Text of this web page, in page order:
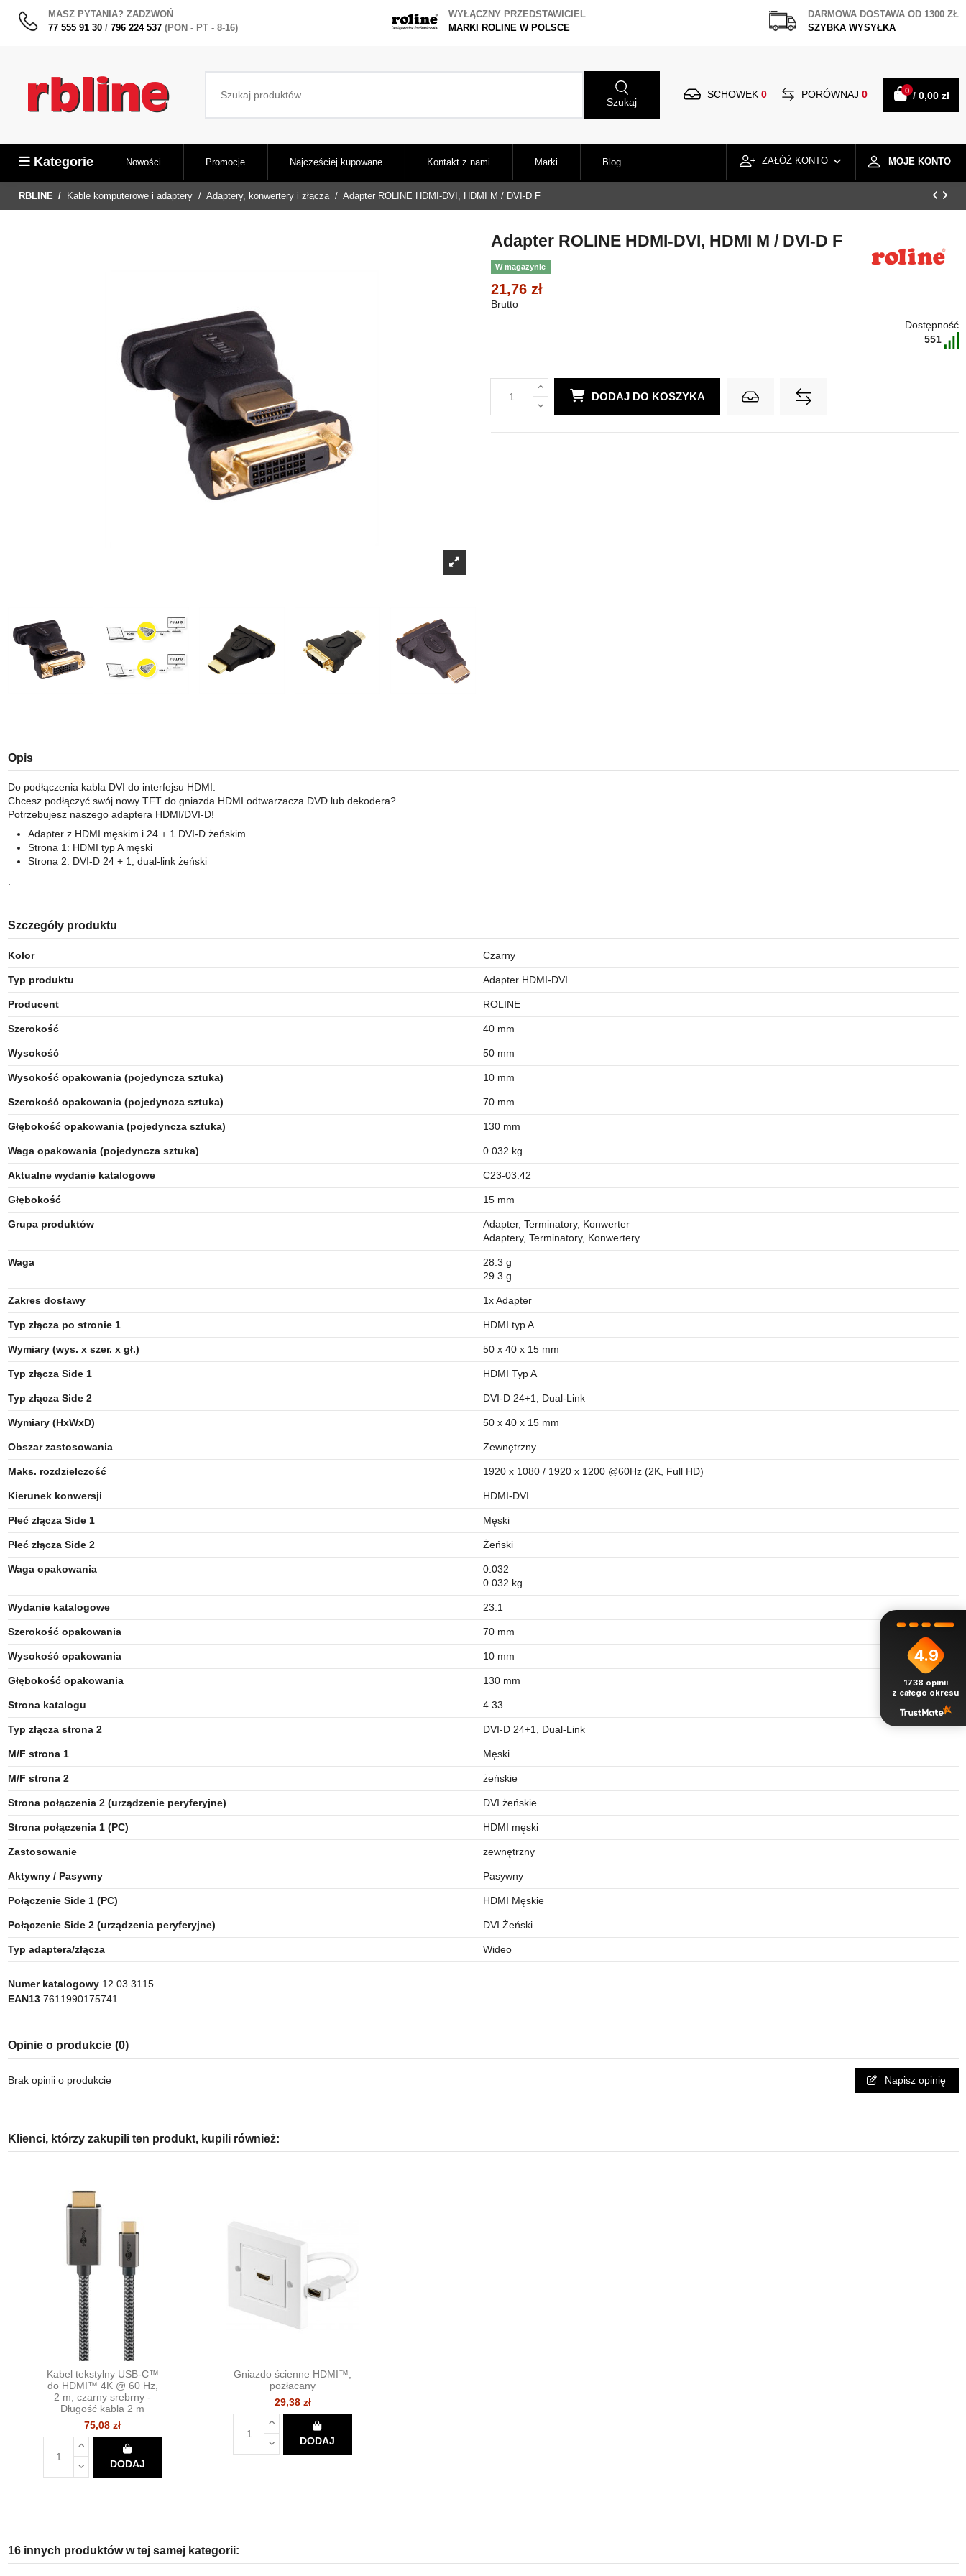
MASZ PYTANIA? ZADZWOŃ
77 555 91 30/ 796 224 537 (PON - PT - 8-16)
WYŁĄCZNY PRZEDSTAWICIEL
MARKI ROLINE W POLSCE
DARMOWA DOSTAWA OD 1300 ZŁ
SZYBKA WYSYŁKA
Szukaj
SCHOWEK 0 PORÓWNAJ 0 0 / 0,00 zł
Kategorie Nowości Promocje Najczęściej kupowane Kontakt z nami Marki Blog MOJE KONTO
ZAŁÓŻ KONTO
RBLINE Kable komputerowe i adaptery Adaptery, konwertery i złącza Adapter ROLINE HDMI-DVI, HDMI M / DVI-D F
Adapter ROLINE HDMI-DVI, HDMI M / DVI-D F
W magazynie
21,76 zł
Brutto
Dostępność
551
DODAJ DO KOSZYKA
Opis
Do podłączenia kabla DVI do interfejsu HDMI.
Chcesz podłączyć swój nowy TFT do gniazda HDMI odtwarzacza DVD lub dekodera?
Potrzebujesz naszego adaptera HDMI/DVI-D!
Adapter z HDMI męskim i 24 + 1 DVI-D żeńskim
Strona 1: HDMI typ A męski
Strona 2: DVI-D 24 + 1, dual-link żeński
Szczegóły produktu
Kolor Czarny
Typ produktu Adapter HDMI-DVI
Producent ROLINE
Szerokość 40 mm
Wysokość 50 mm
Wysokość opakowania (pojedyncza sztuka) 10 mm
Szerokość opakowania (pojedyncza sztuka) 70 mm
Głębokość opakowania (pojedyncza sztuka) 130 mm
Waga opakowania (pojedyncza sztuka) 0.032 kg
Aktualne wydanie katalogowe C23-03.42
Głębokość 15 mm
Grupa produktów
Adapter, Terminatory, Konwerter
Adaptery, Terminatory, Konwertery
Waga
28.3 g
29.3 g
Zakres dostawy 1x Adapter
Typ złącza po stronie 1 HDMI typ A
Wymiary (wys. x szer. x gł.) 50 x 40 x 15 mm
Typ złącza Side 1 HDMI Typ A
Typ złącza Side 2 DVI-D 24+1, Dual-Link
Wymiary (HxWxD) 50 x 40 x 15 mm
Obszar zastosowania Zewnętrzny
Maks. rozdzielczość 1920 x 1080 / 1920 x 1200 @60Hz (2K, Full HD)
Kierunek konwersji HDMI-DVI
Płeć złącza Side 1 Męski
Płeć złącza Side 2 Żeński
Waga opakowania
0.032
0.032 kg
Wydanie katalogowe 23.1
Szerokość opakowania 70 mm
Wysokość opakowania 10 mm
Głębokość opakowania 130 mm
Strona katalogu 4.33
Typ złącza strona 2 DVI-D 24+1, Dual-Link
M/F strona 1 Męski
M/F strona 2 żeńskie
Strona połączenia 2 (urządzenie peryferyjne) DVI żeńskie
Strona połączenia 1 (PC) HDMI męski
Zastosowanie zewnętrzny
Aktywny / Pasywny Pasywny
Połączenie Side 1 (PC) HDMI Męskie
Połączenie Side 2 (urządzenia peryferyjne) DVI Żeński
Typ adaptera/złącza Wideo
Numer katalogowy 12.03.3115
EAN13 7611990175741
Opinie o produkcie (0)
Brak opinii o produkcie Napisz opinię
Klienci, którzy zakupili ten produkt, kupili również:
Kabel tekstylny USB-C™
do HDMI™ 4K @ 60 Hz,
2 m, czarny srebrny -
Długość kabla 2 m
75,08 zł
DODAJ
Gniazdo ścienne HDMI™,
pozłacany
29,38 zł
DODAJ
16 innych produktów w tej samej kategorii:
4.9
1738 opinii
z całego okresu